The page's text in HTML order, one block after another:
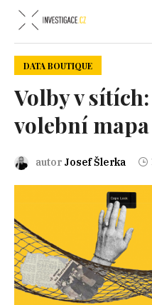
DATA BOUTIQUE
Volby v
volební mapa
autor Josef Šlerka